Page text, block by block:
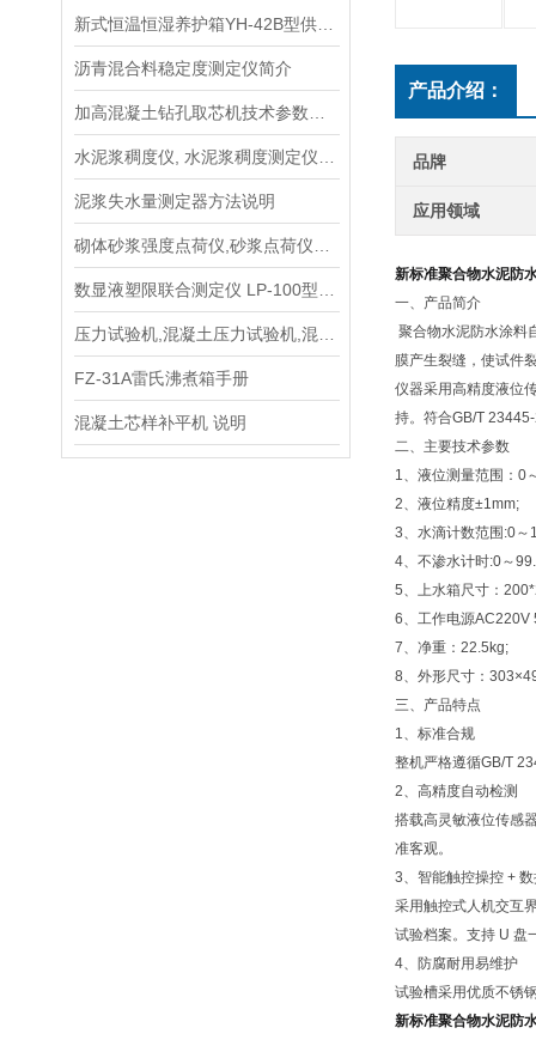
沥青混合料稳定度测定仪简介
泥浆失水量测定器方法说明
FZ-31A雷氏沸煮箱手册
混凝土芯样补平机 说明
产品介绍：
品牌
应用领域
新标准聚合物水泥防
一、产品简介
聚合物水泥防水涂料
膜产生裂缝，使试件
仪器采用高精度液位
持。符合GB/T
二、主要技术参数
1、液位测量范围：0
2、液位精度±1mm;
3、水滴计数范围:0
4、不渗水计时:0～
5、上水箱尺寸：
6、工作电源AC220V
7、净重：22.5kg;
8、外形尺寸：
三、产品特点
1、标准合规
整机严格遵循GB/T
2、高精度自动检测
搭载高灵敏液位传感
准客观。
3、智能触控操控 +
采用触控式人机交互
试验档案。支持 U 盘
4、防腐耐用易维护
试验槽采用优质不锈
新标准聚合物水泥防